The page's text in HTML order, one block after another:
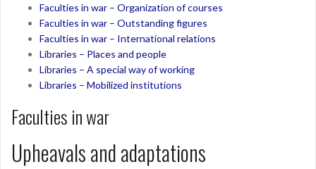
Faculties in war – Organization of courses
Faculties in war – Outstanding figures
Faculties in war – International relations
Libraries – Places and people
Libraries – A special way of working
Libraries – Mobilized institutions
Faculties in war
Upheavals and adaptations